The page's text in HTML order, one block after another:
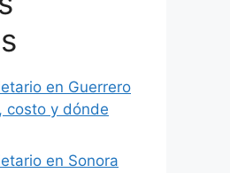
en Guerrero
costo y dónde
en Sonora